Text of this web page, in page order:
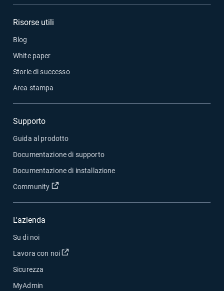
Risorse utili
Blog
White paper
Storie di successo
Area stampa
Supporto
Guida al prodotto
Documentazione di supporto
Documentazione di installazione
Community
Apri in una nuova finestra
L'azienda
Su di noi
Lavora con noi
Apri in una nuova finestra
Sicurezza
MyAdmin